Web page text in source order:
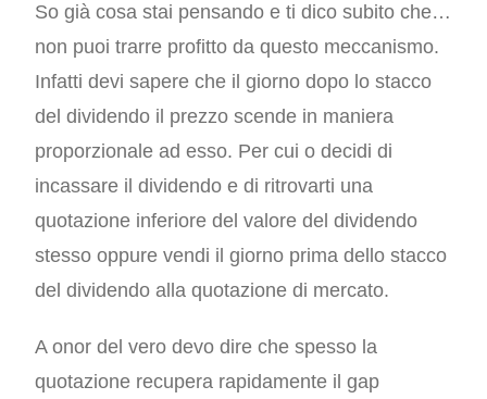
So già cosa stai pensando e ti dico subito che…
non puoi trarre profitto da questo meccanismo.
Infatti devi sapere che il giorno dopo lo stacco
del dividendo il prezzo scende in maniera
proporzionale ad esso. Per cui o decidi di
incassare il dividendo e di ritrovarti una
quotazione inferiore del valore del dividendo
stesso oppure vendi il giorno prima dello stacco
del dividendo alla quotazione di mercato.
A onor del vero devo dire che spesso la
quotazione recupera rapidamente il gap